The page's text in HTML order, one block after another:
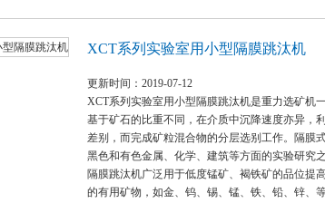
XCT系列实验室用小型隔膜跳汰机
更新时间：2019-07-12
XCT系列实验室用小型隔膜跳汰机是重力选矿机
基于矿石的比重不同，在介质中沉降速度亦异，
差别，而完成矿粒混合物的分层选别工作。隔膜
黑色和有色金属、化学、建筑等方面的实验研究之
隔膜跳汰机广泛用于低度锰矿、褐铁矿的品位提
的有用矿物，如金、钨、锡、锰、铁、铅、锌、